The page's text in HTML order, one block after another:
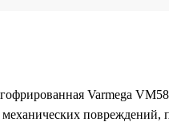
Varmega
механических повреждений,